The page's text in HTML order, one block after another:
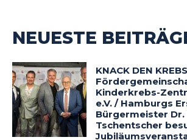
NEUESTE
KNACK DEN
Kinderkrebs-
e.V. / Hamburgs
Bürgermeister Dr.
Tschentscher